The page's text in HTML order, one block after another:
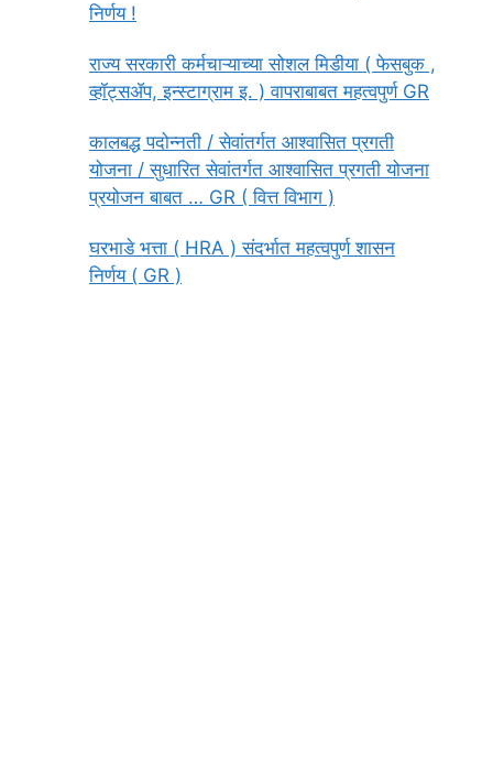
निर्णय !
राज्य सरकारी कर्मचाऱ्याच्या सोशल मिडीया ( फेसबुक ,
व्हॉट्सॲप, इन्स्टाग्राम इ. ) वापराबाबत महत्वपुर्ण GR
कालबद्ध पदोन्नती / सेवांतर्गत आश्वासित प्रगती
योजना / सुधारित सेवांतर्गत आश्वासित प्रगती योजना
प्रयोजन बाबत … GR ( वित्त विभाग )
घरभाडे भत्ता ( HRA ) संदर्भात महत्वपुर्ण शासन
निर्णय ( GR )